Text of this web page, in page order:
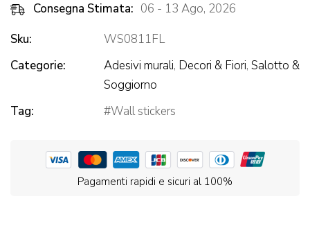
Consegna Stimata: 06 - 13 Ago, 2026
Sku:
WS0811FL
Categorie:
Adesivi murali, Decori & Fiori, Salotto &
Soggiorno
Tag:
Wall stickers
Pagamenti rapidi e sicuri al 100%